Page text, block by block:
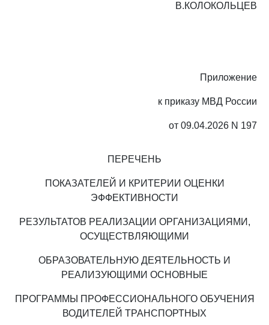
В.КОЛОКОЛЬЦЕВ
Приложение
к приказу МВД России
от 09.04.2026 N 197
ПЕРЕЧЕНЬ
ПОКАЗАТЕЛЕЙ И КРИТЕРИИ ОЦЕНКИ
ЭФФЕКТИВНОСТИ
РЕЗУЛЬТАТОВ РЕАЛИЗАЦИИ ОРГАНИЗАЦИЯМИ,
ОСУЩЕСТВЛЯЮЩИМИ
ОБРАЗОВАТЕЛЬНУЮ ДЕЯТЕЛЬНОСТЬ И
РЕАЛИЗУЮЩИМИ ОСНОВНЫЕ
ПРОГРАММЫ ПРОФЕССИОНАЛЬНОГО ОБУЧЕНИЯ
ВОДИТЕЛЕЙ ТРАНСПОРТНЫХ